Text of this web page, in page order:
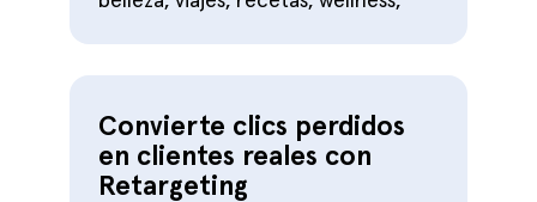
Convierte clics perdidos
en clientes reales con
Retargeting